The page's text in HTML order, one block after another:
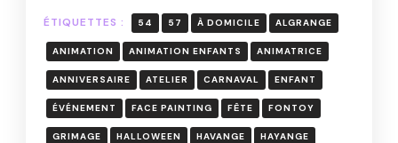
EN
MOSELLE
ÉTIQUETTES : 54 57 À DOMICILE ALGRANGE
ANIMATION ANIMATION ENFANTS ANIMATRICE
ANNIVERSAIRE ATELIER CARNAVAL ENFANT
ÉVÉNEMENT FACE PAINTING FÊTE FONTOY
GRIMAGE HALLOWEEN HAVANGE HAYANGE